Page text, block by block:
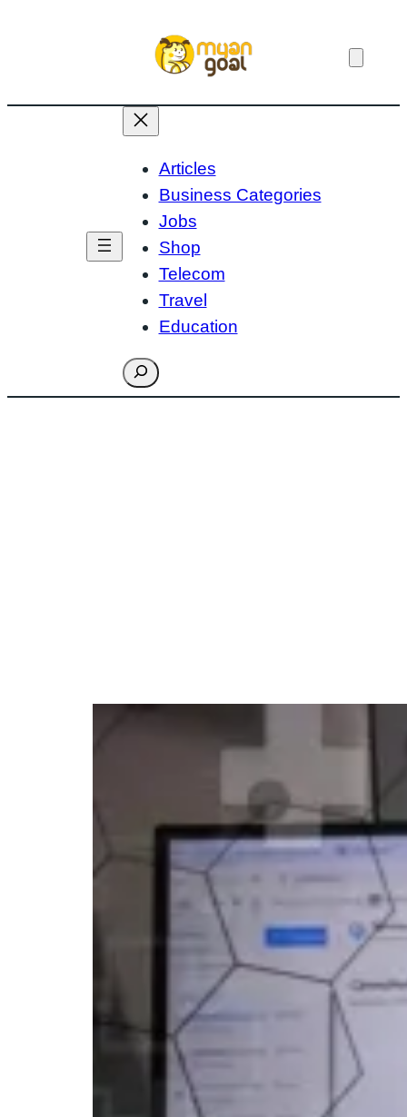
Articles
Business Categories
Jobs
Shop
Telecom
Travel
Education
Search